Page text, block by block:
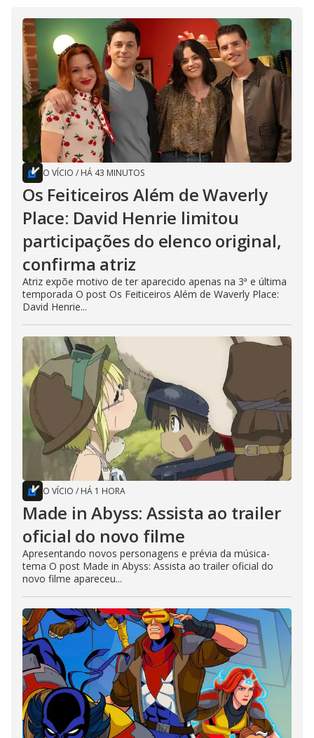
O VÍCIO / HÁ 43 MINUTOS
Os Feiticeiros Além de Waverly
Place: David Henrie limitou
participações do elenco original,
confirma atriz
Atriz expõe motivo de ter aparecido apenas na 3ª e última
temporada O post Os Feiticeiros Além de Waverly Place:
David Henrie...
O VÍCIO / HÁ 1 HORA
Made in Abyss: Assista ao trailer
oficial do novo filme
Apresentando novos personagens e prévia da música-
tema O post Made in Abyss: Assista ao trailer oficial do
novo filme apareceu...